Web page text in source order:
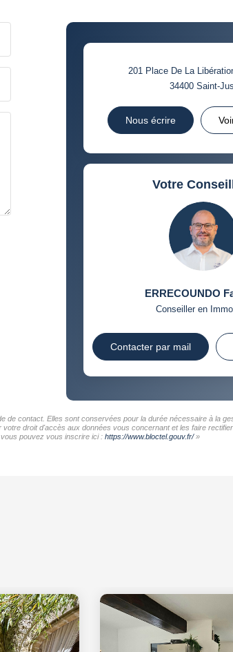
ECOLES ET CRÈCHES
201 Place De La
34400Saint-
Nous écrire
Votre
ERRECOUNDO
Conseiller en
Contacter par mail
contact. Elles sont conservées pour la durée nécessaire à la
droit d'accès aux données vous concernant et les faire
pouvez vous inscrire ici : https://www.bloctel.gouv.fr/»